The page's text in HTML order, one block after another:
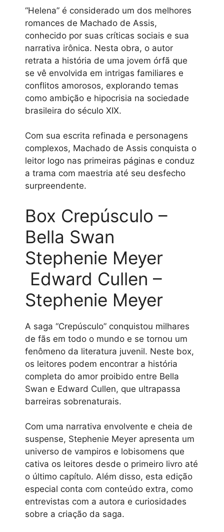
“Helena” é considerado um dos melhores
romances de Machado de Assis,
conhecido por suas críticas sociais e sua
narrativa irônica. Nesta obra, o autor
retrata a história de uma jovem órfã que
se vê envolvida em intrigas familiares e
conflitos amorosos, explorando temas
como ambição e hipocrisia na sociedade
brasileira do século XIX.
Com sua escrita refinada e personagens
complexos, Machado de Assis conquista o
leitor logo nas primeiras páginas e conduz
a trama com maestria até seu desfecho
surpreendente.
Box Crepúsculo –
Bella Swan
Stephenie Meyer
Edward Cullen –
Stephenie Meyer
A saga “Crepúsculo” conquistou milhares
de fãs em todo o mundo e se tornou um
fenômeno da literatura juvenil. Neste box,
os leitores podem encontrar a história
completa do amor proibido entre Bella
Swan e Edward Cullen, que ultrapassa
barreiras sobrenaturais.
Com uma narrativa envolvente e cheia de
suspense, Stephenie Meyer apresenta um
universo de vampiros e lobisomens que
cativa os leitores desde o primeiro livro até
o último capítulo. Além disso, esta edição
especial conta com conteúdo extra, como
entrevistas com a autora e curiosidades
sobre a criação da saga.